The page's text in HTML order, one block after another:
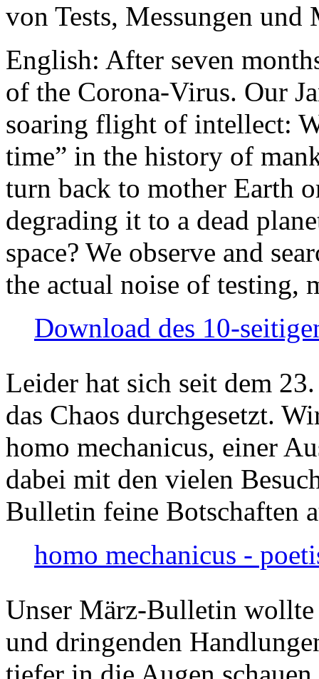
von Tests, Messungen und
English: After seven
of the Corona-Virus. Our
soaring flight of intellect:
time” in the history of
turn back to mother Earth
degrading it to a dead
space? We observe and
the actual noise of testing,
Download des 10-
Leider hat sich seit dem
das Chaos durchgesetzt.
homo mechanicus, einer
dabei mit den vielen
Bulletin feine Botschaften
homo mechanicus -
Unser März-Bulletin
und dringenden